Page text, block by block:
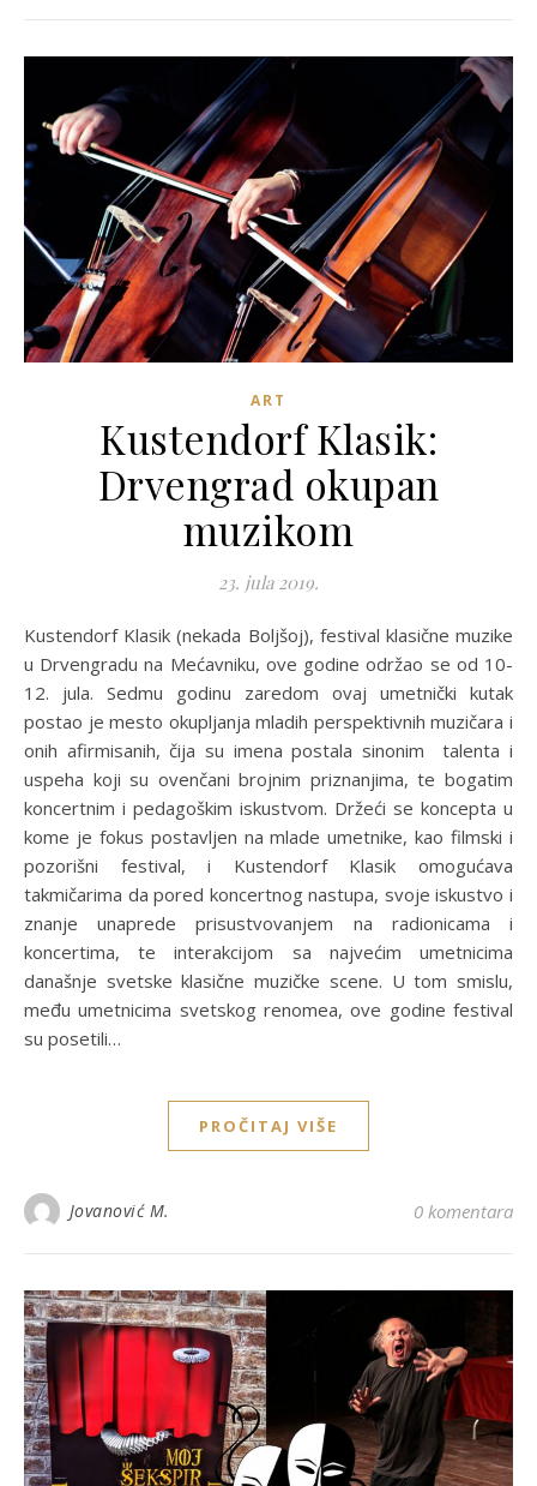
ART
Kustendorf Klasik:
Drvengrad okupan
muzikom
23. jula 2019.
Kustendorf Klasik (nekada Boljšoj), festival klasične muzike
u Drvengradu na Mećavniku, ove godine održao se od 10-
12. jula. Sedmu godinu zaredom ovaj umetnički kutak
postao je mesto okupljanja mladih perspektivnih muzičara i
onih afirmisanih, čija su imena postala sinonim talenta i
uspeha koji su ovenčani brojnim priznanjima, te bogatim
koncertnim i pedagoškim iskustvom. Držeći se koncepta u
kome je fokus postavljen na mlade umetnike, kao filmski i
pozorišni festival, i Kustendorf Klasik omogućava
takmičarima da pored koncertnog nastupa, svoje iskustvo i
znanje unaprede prisustvovanjem na radionicama i
koncertima, te interakcijom sa najvećim umetnicima
današnje svetske klasične muzičke scene. U tom smislu,
među umetnicima svetskog renomea, ove godine festival
su posetili…
PROČITAJ VIŠE
Jovanović M. 0 komentara